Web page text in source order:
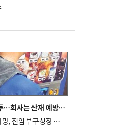
8인, 열흘간 북극
노동자 살인 폭염과 사투…회사는 산재 예방·전기료 절감 전력
강서구 기간제노동자 사망, 전임 부구청장 檢 송치